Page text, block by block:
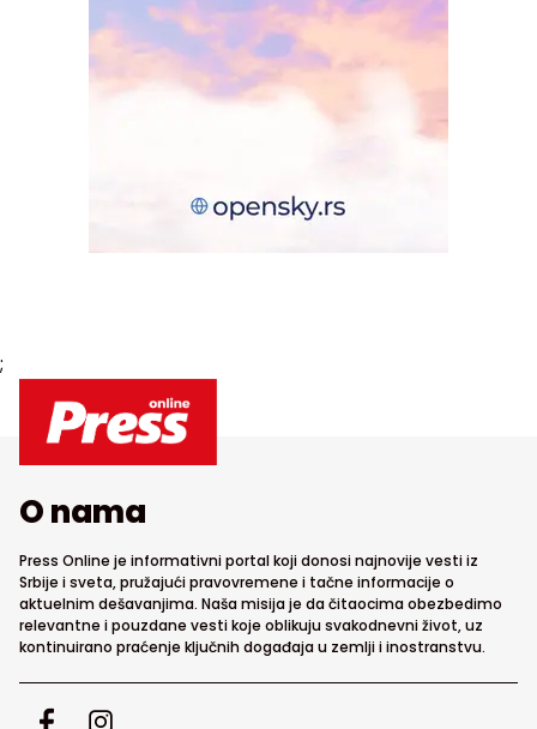
;
O nama
Press Online je informativni portal koji donosi najnovije vesti iz
Srbije i sveta, pružajući pravovremene i tačne informacije o
aktuelnim dešavanjima. Naša misija je da čitaocima obezbedimo
relevantne i pouzdane vesti koje oblikuju svakodnevni život, uz
kontinuirano praćenje ključnih događaja u zemlji i inostranstvu.